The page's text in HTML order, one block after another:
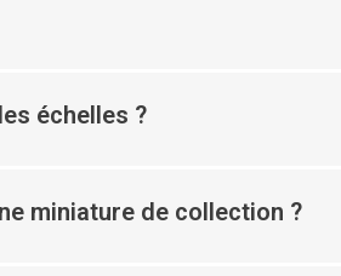
échelles ?
miniature de collection ?